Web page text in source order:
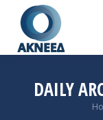
DAILY